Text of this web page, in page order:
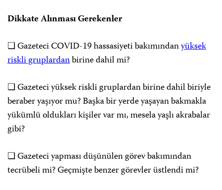
Dikkate Alınması Gerekenler
❏ Gazeteci COVID-19 hassasiyeti bakımındanyüksek
riskli gruplardanbirine dahil mi?
❏ Gazeteci yüksek riskli gruplardan birine dahil biriyle
beraber yaşıyor mu? Başka bir yerde yaşayan bakmakla
yükümlü oldukları kişiler var mı, mesela yaşlı akrabalar
gibi?
❏ Gazeteci yapması düşünülen görev bakımından
tecrübeli mi? Geçmişte benzer görevler üstlendi mi?